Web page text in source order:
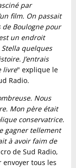
par
film. On passait
Boulogne pour
un endroit
Stella quelques
J’entrais
livre" explique le
Radio.
Nous
Mon père était
conservatrice.
gagner tellement
à avoir faim de
de Sud Radio,
tous les